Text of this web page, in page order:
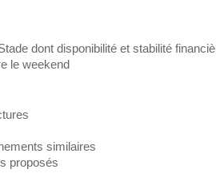
dont disponibilité et stabilité
le weekend
similaires
proposés